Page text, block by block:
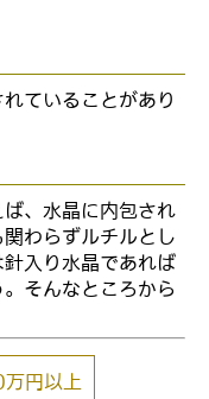
ていることがあり
、水晶に内包され
わらずルチルとし
入り水晶であれば
そんなところから
円以上